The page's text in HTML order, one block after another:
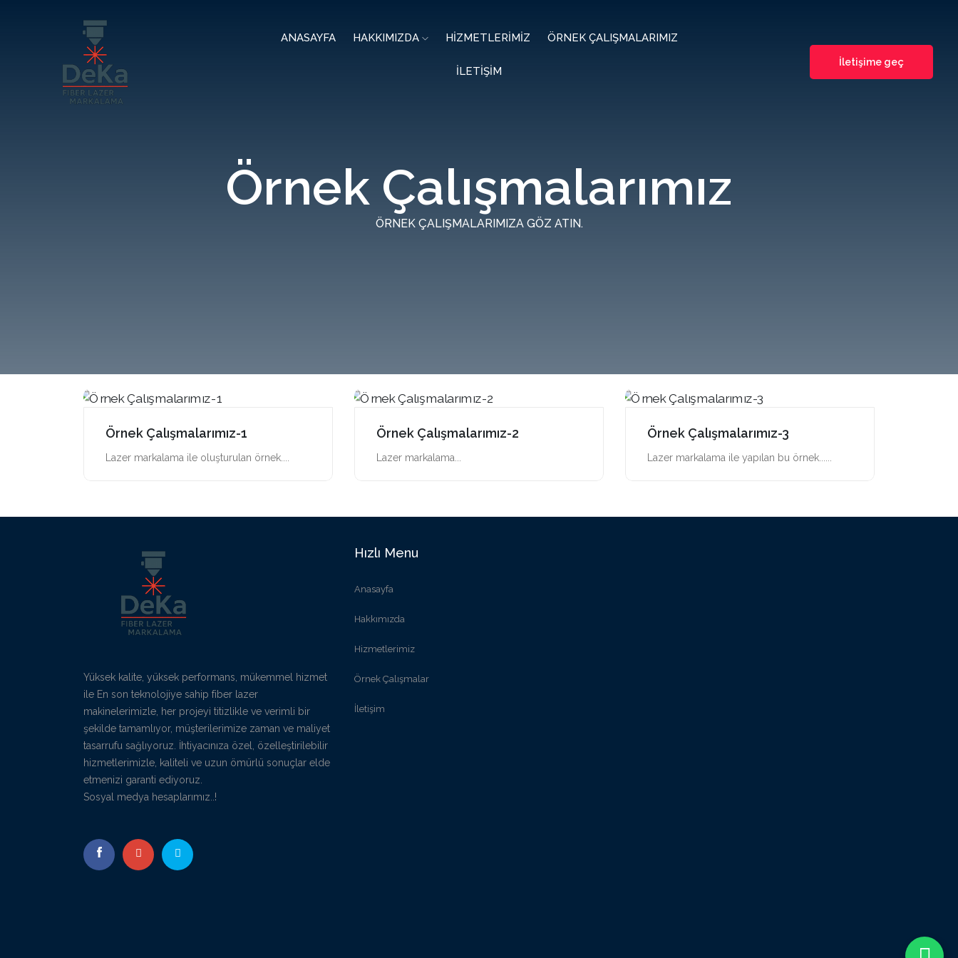
ANASAYFA HAKKIMIZDA HİZMETLERİMİZ ÖRNEK ÇALIŞMALARIMIZ
İLETİŞİM
İletişime geç
Örnek Çalışmalarımız
ÖRNEK ÇALIŞMALARIMIZA GÖZ ATIN.
Örnek Çalışmalarımız-1
Lazer markalama ile oluşturulan örnek....
Örnek Çalışmalarımız-2
Lazer markalama...
Örnek Çalışmalarımız-3
Lazer markalama ile yapılan bu örnek......
Yüksek kalite, yüksek performans, mükemmel hizmet
ile En son teknolojiye sahip fiber lazer
makinelerimizle, her projeyi titizlikle ve verimli bir
şekilde tamamlıyor, müşterilerimize zaman ve maliyet
tasarrufu sağlıyoruz. İhtiyacınıza özel, özelleştirilebilir
hizmetlerimizle, kaliteli ve uzun ömürlü sonuçlar elde
etmenizi garanti ediyoruz.
Sosyal medya hesaplarımız..!
Hızlı Menu
Anasayfa
Hakkımızda
Hizmetlerimiz
Örnek Çalışmalar
İletişim